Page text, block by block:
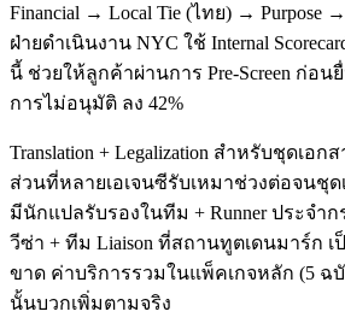
Financial → Local Tie (ไทย) → Purpose →
ฝ่ายดำเนินงาน NYC ใช้ Internal
นี้ ช่วยให้ลูกค้าผ่านการ Pre-Screen ก่อน
การไม่อนุมัติ ลง 42%
Translation + Legalization สำหรับชุดเอ
ส่วนที่หลายเอเจนซีรับเหมาช่วงต่อจนชุ
มีนักแปลรับรองในทีม + Runner ประจำก
วีซ่า + ทีม Liaison ที่สถานทูตเดนมาร์ก เ
ขาด ค่าบริการรวมในแพ็คเกจหลัก (5 ฉ
นั้นบวกเพิ่มตามจริง